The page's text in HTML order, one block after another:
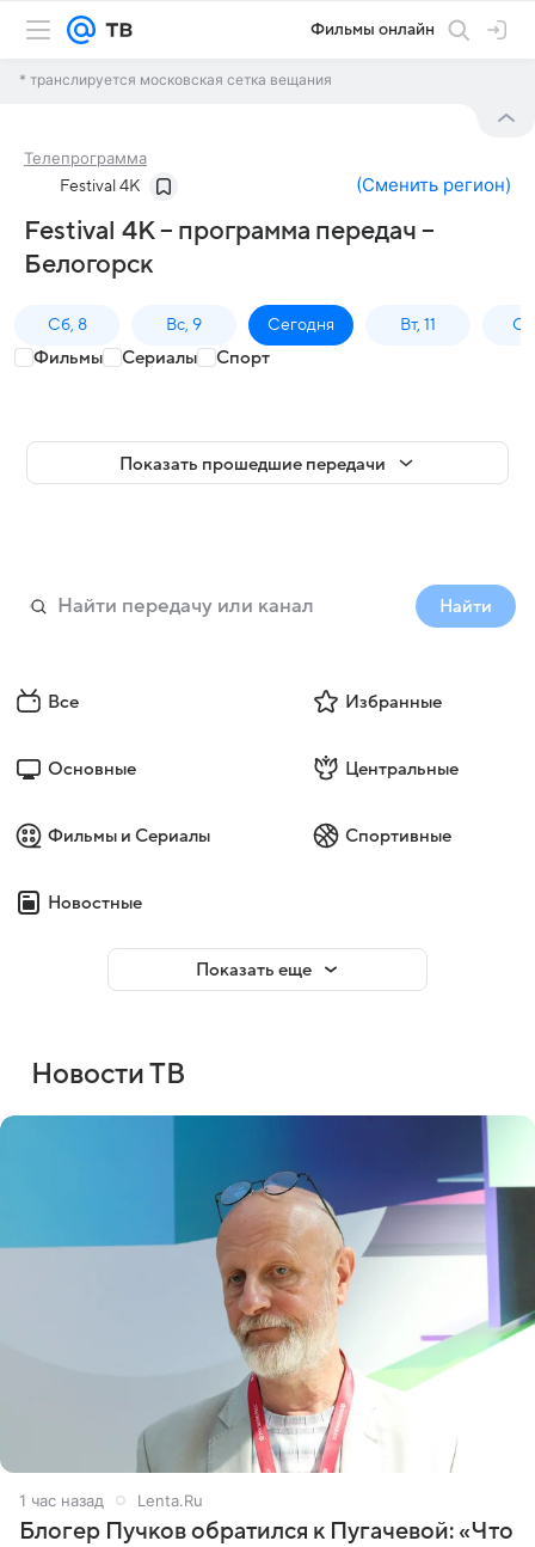
Фильмы онлайн
* транслируется московская сетка вещания
Телепрограмма
Festival 4K (Сменить регион)
Festival 4K – программа передач –
Белогорск
Сб, 8 Вс, 9 Сегодня Вт, 11
Фильмы Сериалы Спорт
Показать прошедшие передачи
Найти
Все Избранные
Основные Центральные
Фильмы и Сериалы Спортивные
Новостные
Показать еще
Новости ТВ
1 час назад Lenta.Ru
Блогер Пучков обратился к Пугачевой: «Что